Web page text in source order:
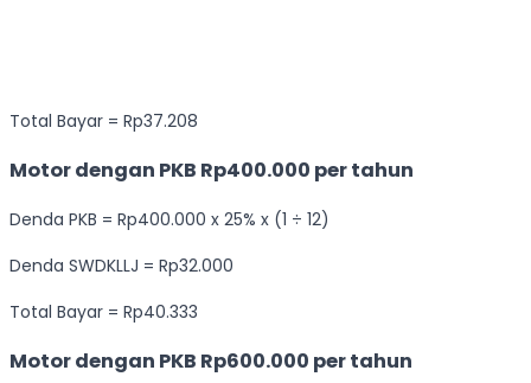
Total Bayar = Rp37.208
Motor dengan PKB Rp400.000 per tahun
Denda PKB = Rp400.000 x 25% x (1 ÷ 12)
Denda SWDKLLJ = Rp32.000
Total Bayar = Rp40.333
Motor dengan PKB Rp600.000 per tahun